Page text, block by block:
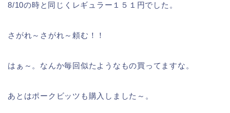
8/10の時と同じくレギュラー１５１円でした。
さがれ～さがれ～頼む！！
はぁ～。なんか毎回似たようなもの買ってますな。
あとはポークビッツも購入しました～。